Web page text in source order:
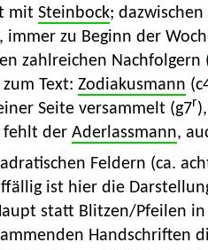
mit Steinbock;
zu Beginn der
zahlreichen Nachfolgern
Text: Zodiakusmann
Seite versammelt (g7r
fehlt der Aderlassmann,
Feldern (ca.
ist hier die
statt Blitzen/Pfeilen
Handschriften